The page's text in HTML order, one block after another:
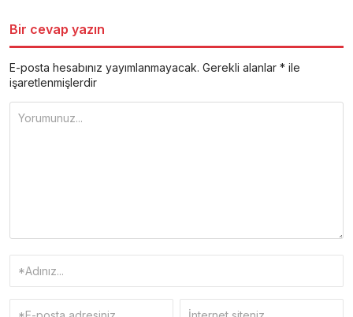
Bir cevap yazın
E-posta hesabınız yayımlanmayacak. Gerekli alanlar * ile
işaretlenmişlerdir